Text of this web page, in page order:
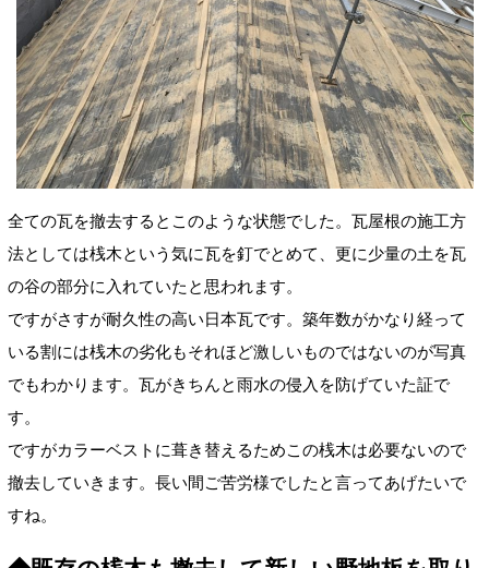
全ての瓦を撤去するとこのような状態でした。瓦屋根の施工方
法としては桟木という気に瓦を釘でとめて、更に少量の土を瓦
の谷の部分に入れていたと思われます。
ですがさすが耐久性の高い日本瓦です。築年数がかなり経って
いる割には桟木の劣化もそれほど激しいものではないのが写真
でもわかります。瓦がきちんと雨水の侵入を防げていた証で
す。
ですがカラーベストに葺き替えるためこの桟木は必要ないので
撤去していきます。長い間ご苦労様でしたと言ってあげたいで
すね。